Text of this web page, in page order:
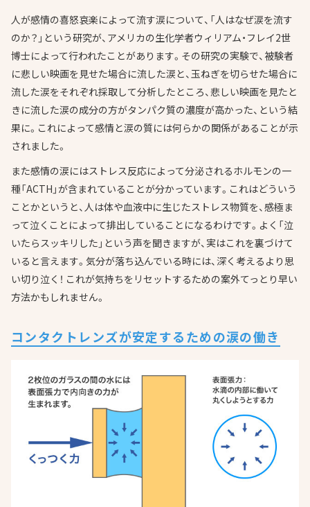
人が感情の喜怒哀楽によって流す涙について、「人はなぜ涙を流す
のか？」という研究が、アメリカの生化学者ウィリアム・フレイ2世
博士によって行われたことがあります。その研究の実験で、被験者
に悲しい映画を見せた場合に流した涙と、玉ねぎを切らせた場合に
流した涙をそれぞれ採取して分析したところ、悲しい映画を見たと
きに流した涙の成分の方がタンパク質の濃度が高かった、という結
果に。これによって感情と涙の質には何らかの関係があることが示
されました。
また感情の涙にはストレス反応によって分泌されるホルモンの一
種「ACTH」が含まれていることが分かっています。これはどういう
ことかというと、人は体や血液中に生じたストレス物質を、感極ま
って泣くことによって排出していることになるわけです。よく「泣
いたらスッキリした」という声を聞きますが、実はこれを裏づけて
いると言えます。気分が落ち込んでいる時には、深く考えるより思
い切り泣く！ これが気持ちをリセットするための案外てっとり早い
方法かもしれません。
コンタクトレンズが安定するための涙の働き